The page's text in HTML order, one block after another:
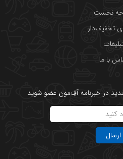
نخست
تخفیف‌دار
با ما
در خبرنامه آفِ‌مون عضو شوید
ارسال